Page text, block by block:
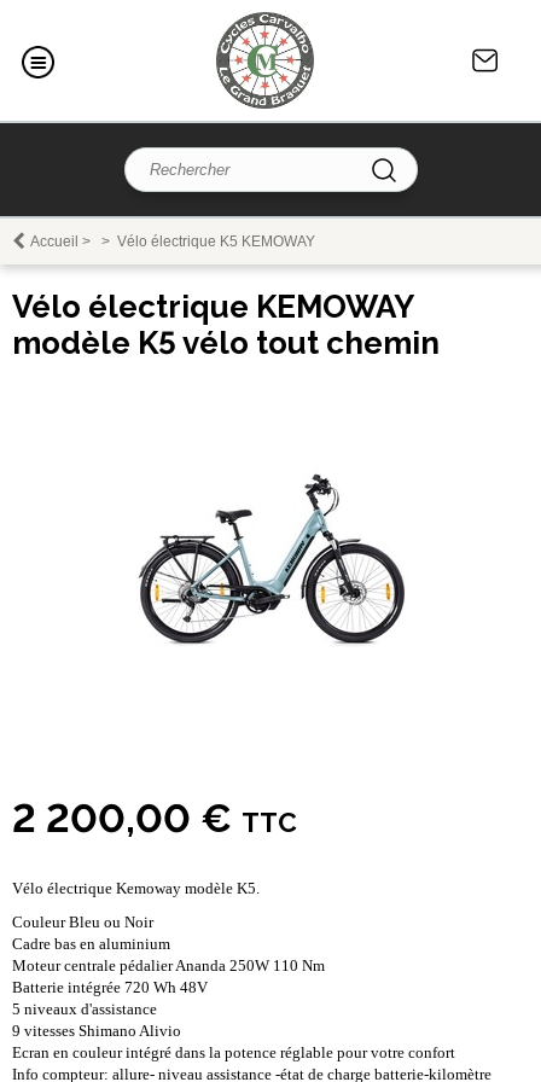
Accueil > > Vélo électrique K5 KEMOWAY
Vélo électrique KEMOWAY
modèle K5 vélo tout chemin
2 200,00 € TTC
Vélo électrique Kemoway modèle K5.
Couleur Bleu ou Noir
Cadre bas en aluminium
Moteur centrale pédalier Ananda 250W 110 Nm
Batterie intégrée 720 Wh 48V
5 niveaux d'assistance
9 vitesses Shimano Alivio
Ecran en couleur intégré dans la potence réglable pour votre confort
Info compteur: allure- niveau assistance -état de charge batterie-kilomètre